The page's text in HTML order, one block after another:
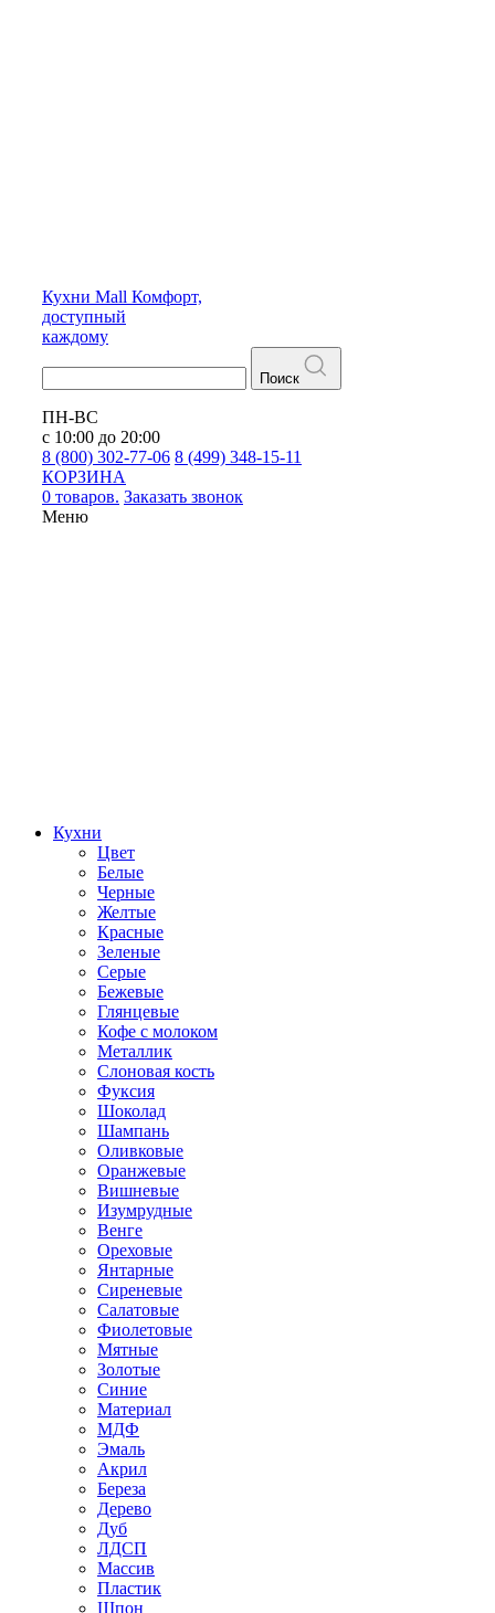
Кухни Mall Комфорт,
доступный
каждому
Поиск
ПН-ВС
с 10:00 до 20:00
8 (800) 302-77-06 8 (499) 348-15-11
КОРЗИНА
0 товаров. Заказать звонок
Меню
Кухни
Цвет
Белые
Черные
Желтые
Красные
Зеленые
Серые
Бежевые
Глянцевые
Кофе с молоком
Металлик
Слоновая кость
Фуксия
Шоколад
Шампань
Оливковые
Оранжевые
Вишневые
Изумрудные
Венге
Ореховые
Янтарные
Сиреневые
Салатовые
Фиолетовые
Мятные
Золотые
Синие
Материал
МДФ
Эмаль
Акрил
Береза
Дерево
Дуб
ЛДСП
Массив
Пластик
Шпон